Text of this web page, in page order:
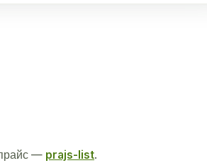
— prajs-list.